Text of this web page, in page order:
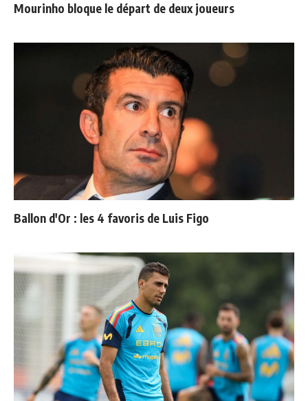
Mourinho bloque le départ de deux joueurs
Ballon d'Or : les 4 favoris de Luis Figo